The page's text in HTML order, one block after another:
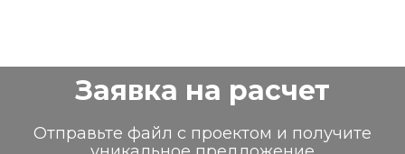
Заявка на расчет
Отправьте файл с проектом и получите